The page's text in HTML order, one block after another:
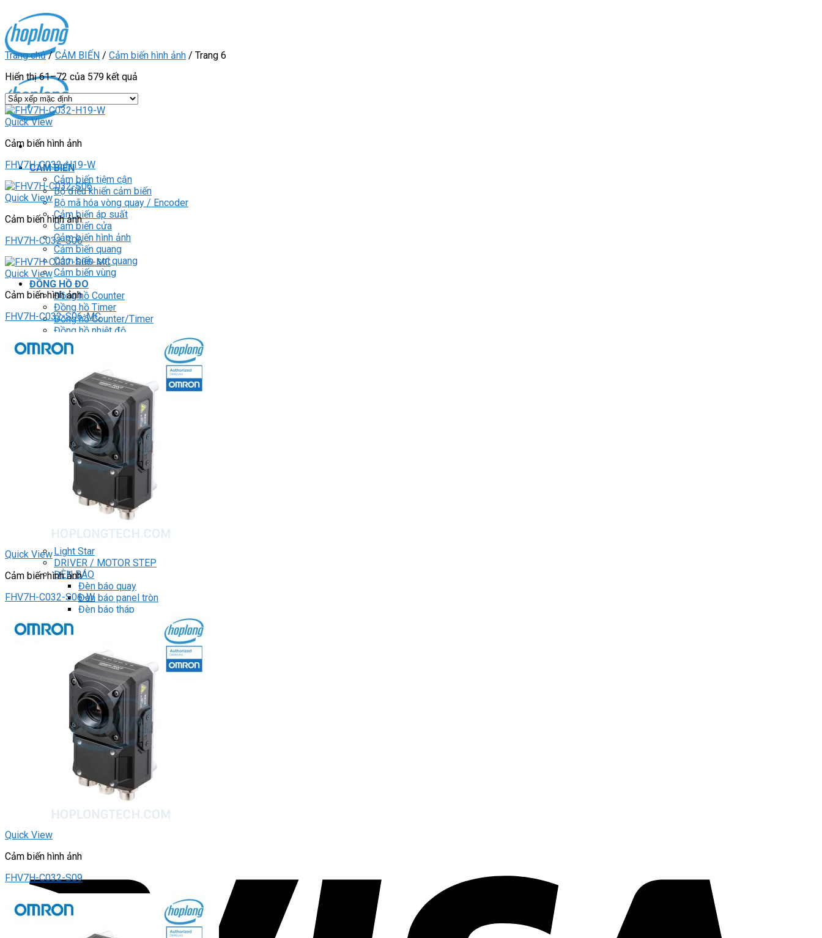
content
CẢM BIẾN
Cảm biến tiệm cận
Bộ điều khiển cảm biến
Bộ mã hóa vòng quay / Encoder
Cảm biến áp suất
Cảm biến cửa
Cảm biến hình ảnh
Cảm biến quang
Cảm biến sợi quang
Cảm biến vùng
ĐỒNG HỒ ĐO
Đồng hồ Counter
Đồng hồ Timer
Đồng hồ Counter/Timer
Đồng hồ nhiệt độ
Đồng hồ đo xung/ tốc độ
Đồng hồ đo hiển thị số
Relay trung gian
Relay bán dẫn
Relay thời gian
Relay an toàn
Relay bảo vệ động cơ 3P
THIẾT BỊ ĐÓNG CẮT
Contactor
DRIVER / MOTOR SERVO
LOGIC RELAY
BỘ NGUỒN DC
Robot KUKA
Light Star
DRIVER / MOTOR STEP
ĐÈN BÁO
Đèn báo quay
Đèn báo panel tròn
Đèn báo tháp
CHUYỂN MẠCH / NÚT NHẤN
Chuyển mạch có khóa
Công tắc dừng khẩn
Nút nhấn
Phích cắm / Ổ cắm / Công tắc
Chưa có sản phẩm trong giỏ hàng.
Trang chủ / CẢM BIẾN / Cảm biến hình ảnh / Trang 6
Hiển thị 61–72 của 579 kết quả
Quick View
Cảm biến hình ảnh
FHV7H-C032-H19-W
Quick View
Cảm biến hình ảnh
FHV7H-C032-S06
Quick View
Cảm biến hình ảnh
FHV7H-C032-S06-MC
Quick View
Cảm biến hình ảnh
FHV7H-C032-S06-W
Quick View
Cảm biến hình ảnh
FHV7H-C032-S09